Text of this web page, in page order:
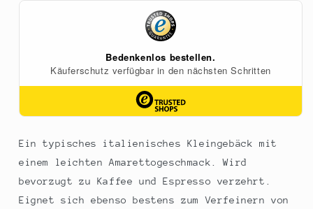
Ein typisches italienisches Kleingebäck mit
einem leichten Amarettogeschmack. Wird
bevorzugt zu Kaffee und Espresso verzehrt.
Eignet sich ebenso bestens zum Verfeinern von